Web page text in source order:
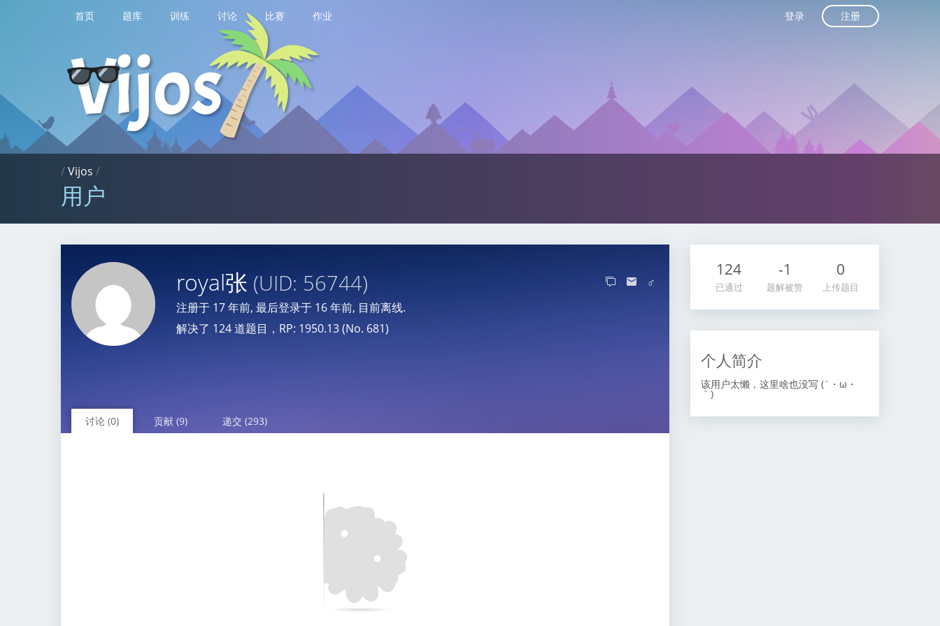
首页 题库 训练 讨论 比赛 作业 登录 注册
/Vijos /
用户
royal张 (UID: 56744)
注册于 17 年前, 最后登录于 16 年前, 目前离线.
解决了 124 道题目，RP: 1950.13 (No. 681)
♂
讨论 (0) 贡献 (9) 递交 (293)
124
已通过
-1
题解被赞
0
上传题目
个人简介
该用户太懒，这里啥也没写 (´・ω・
｀)